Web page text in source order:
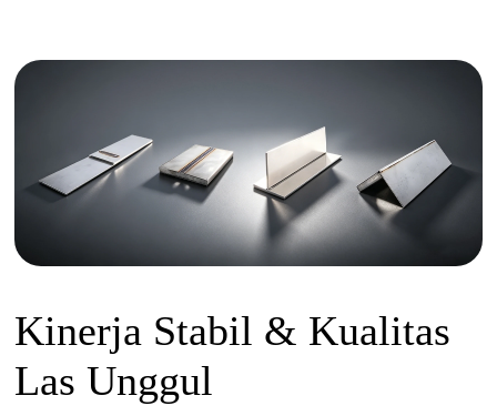
Kinerja Stabil & Kualitas
Las Unggul